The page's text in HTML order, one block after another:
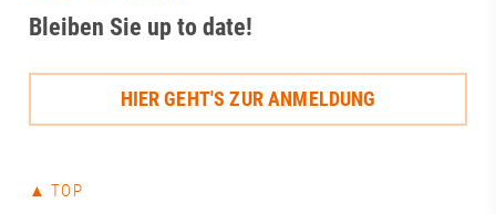
Bleiben Sie up to date!
HIER GEHT'S ZUR ANMELDUNG
▲ TOP